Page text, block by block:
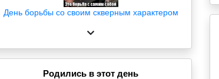
День борьбы со своим скверным характером
Родились в этот день